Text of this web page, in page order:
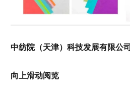
中纺院（天津）科技发展有限公司
向上滑动阅览